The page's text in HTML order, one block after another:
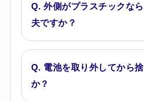
Q. 外側がプラスチックな
夫ですか？
Q. 電池を取り外してから
か？